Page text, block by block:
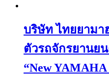
บริษัท ไทยยามา
ตัวรถจักรยานย
“New